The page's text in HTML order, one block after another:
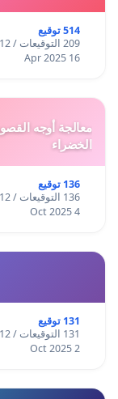
514 توقيع
209 التوقيعات / 12 أشهر
16 Apr 2025
معالجة أوجه
الخضراء
136 توقيع
136 التوقيعات / 12 أشهر
4 Oct 2025
131 توقيع
131 التوقيعات / 12 أشهر
2 Oct 2025